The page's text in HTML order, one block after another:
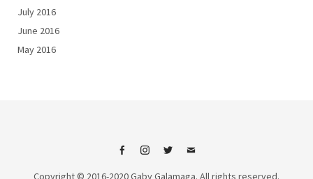
July 2016
June 2016
May 2016
FacebookInstagram
TwitterEmail
Copyright © 2016-2020 Gaby Galamaga. All rights reserved.